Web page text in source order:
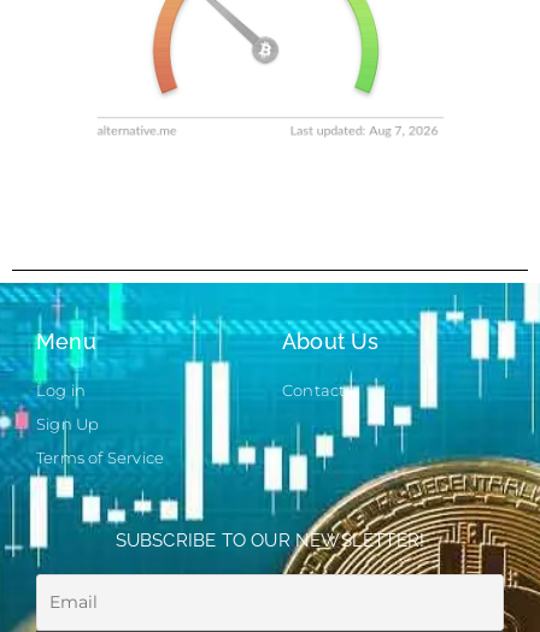
Menu
Log in
Sign Up
Terms of Service
About Us
Contact
SUBSCRIBE TO OUR NEWSLETTER!